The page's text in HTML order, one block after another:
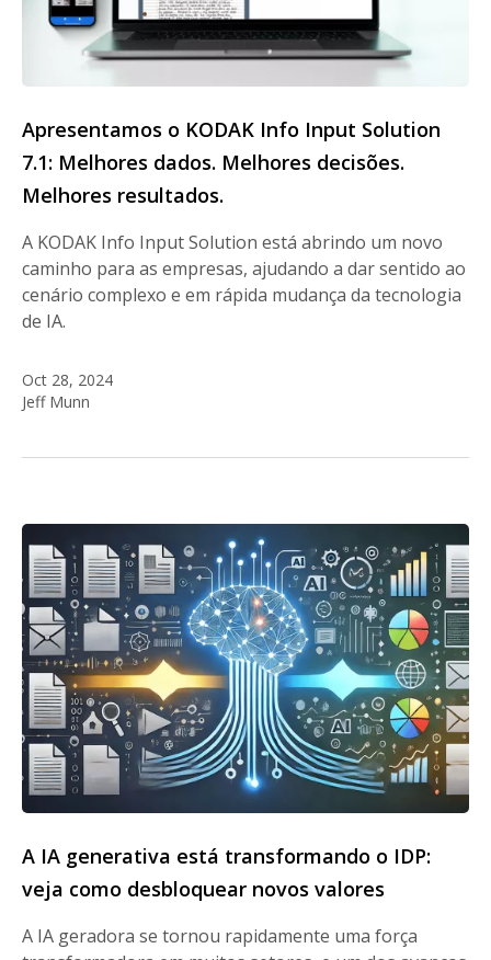
Apresentamos o KODAK Info Input Solution
7.1: Melhores dados. Melhores decisões.
Melhores resultados.
A KODAK Info Input Solution está abrindo um novo
caminho para as empresas, ajudando a dar sentido ao
cenário complexo e em rápida mudança da tecnologia
de IA.
Oct 28, 2024
Jeff Munn
A IA generativa está transformando o IDP:
veja como desbloquear novos valores
A IA geradora se tornou rapidamente uma força